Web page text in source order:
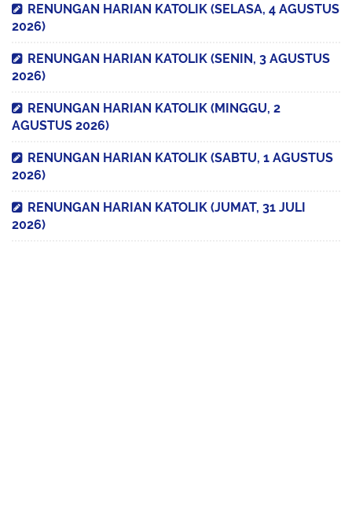
RENUNGAN HARIAN KATOLIK (SELASA, 4 AGUSTUS
2026)
RENUNGAN HARIAN KATOLIK (SENIN, 3 AGUSTUS
2026)
RENUNGAN HARIAN KATOLIK (MINGGU, 2
AGUSTUS 2026)
RENUNGAN HARIAN KATOLIK (SABTU, 1 AGUSTUS
2026)
RENUNGAN HARIAN KATOLIK (JUMAT, 31 JULI
2026)